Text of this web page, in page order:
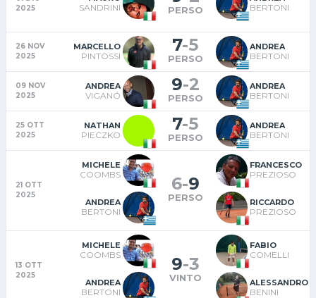
2025
SANDRINI PERSO BERTONI
26 NOV
2025
MARCELLO
PINTOSSI
7-5
PERSO
ANDREA
BERTONI
09 NOV
2025
ANDREA
VIGANÓ
9-2
PERSO
ANDREA
BERTONI
25 OTT
2025
NATHAN
PIECZKO
7-5
PERSO
ANDREA
BERTONI
21 OTT
2025
MICHELE
COOMBS
ANDREA
BERTONI
6-9
PERSO
FRANCESCO
PREZIOSO
RICCARDO
PREZIOSO
13 OTT
2025
MICHELE
COOMBS
ANDREA
BERTONI
9-3
VINTO
FABIO
COMELLI
ALESSANDRO
BENINI